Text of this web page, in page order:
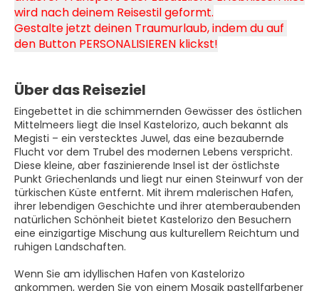
wird nach deinem Reisestil geformt.
Gestalte jetzt deinen Traumurlaub, indem du auf
den Button PERSONALISIEREN klickst!
Über das Reiseziel
Eingebettet in die schimmernden Gewässer des östlichen
Mittelmeers liegt die Insel Kastelorizo, auch bekannt als
Megisti – ein verstecktes Juwel, das eine bezaubernde
Flucht vor dem Trubel des modernen Lebens verspricht.
Diese kleine, aber faszinierende Insel ist der östlichste
Punkt Griechenlands und liegt nur einen Steinwurf von der
türkischen Küste entfernt. Mit ihrem malerischen Hafen,
ihrer lebendigen Geschichte und ihrer atemberaubenden
natürlichen Schönheit bietet Kastelorizo den Besuchern
eine einzigartige Mischung aus kulturellem Reichtum und
ruhigen Landschaften.
Wenn Sie am idyllischen Hafen von Kastelorizo
ankommen, werden Sie von einem Mosaik pastellfarbener